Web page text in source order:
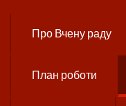
Про Вчену раду
План роботи